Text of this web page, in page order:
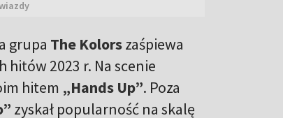
grupa The Kolorszaśpiewa
hitów 2023 r. Na scenie
hitem „Hands Up”. Poza
zyskał popularność na skalę